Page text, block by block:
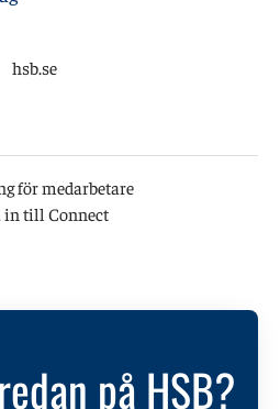
hsb.se
för medarbetare
in till Connect
på HSB?